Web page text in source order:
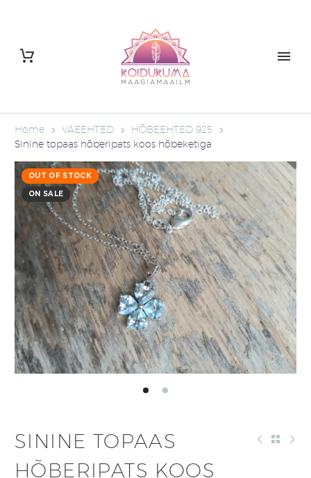
Home VÄEEHTED
HÕBEEHTED 925
Sinine topaas hõberipats koos hõbeketiga
OUT OF STOCK
ON SALE
SININE TOPAAS
HÕBERIPATS KOOS